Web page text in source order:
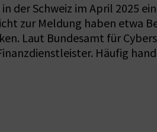
der Schweiz im April 2025
zur Meldung haben etwa
Laut Bundesamt für
Häufig